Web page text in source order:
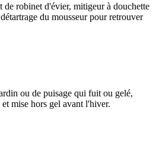
de robinet d'évier, mitigeur à douchette
du mousseur pour retrouver
ou de puisage qui fuit ou gelé,
mise hors gel avant l'hiver.